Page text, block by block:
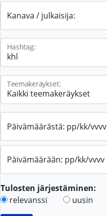
Kanava / julkaisija:
Hashtag:
Teemakeräykset:
Päivämäärästä: pp/kk/vvvv
Päivämäärään: pp/kk/vvvv
Tulosten järjestäminen:
relevanssi
uusin